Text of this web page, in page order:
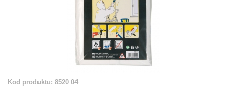
Kod produktu: 8520 04